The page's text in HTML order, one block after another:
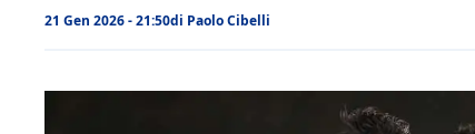
21 Gen 2026 - 21:50di Paolo Cibelli